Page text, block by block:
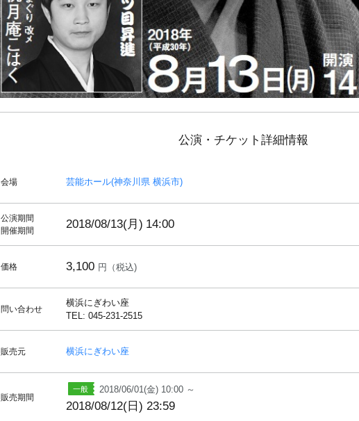
公演・チケット詳細情報
会場 芸能ホール(神奈川県 横浜市)
公演期間
開催期間
2018/08/13(月) 14:00
価格 3,100 円（税込)
問い合わせ
横浜にぎわい座
TEL: 045-231-2515
販売元 横浜にぎわい座
販売期間
2018/06/01(金) 10:00 ～
2018/08/12(日) 23:59